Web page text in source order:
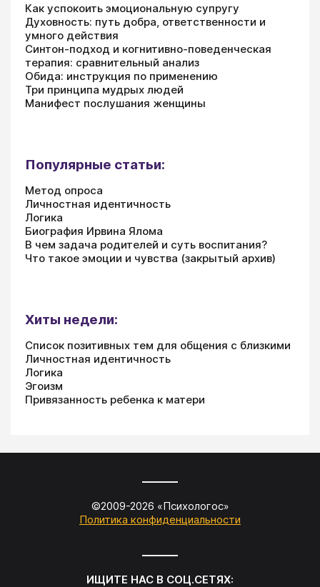
Как успокоить эмоциональную супругу
Духовность: путь добра, ответственности и
умного действия
Синтон-подход и когнитивно-поведенческая
терапия: сравнительный анализ
Обида: инструкция по применению
Три принципа мудрых людей
Манифест послушания женщины
Популярные статьи:
Метод опроса
Личностная идентичность
Логика
Биография Ирвина Ялома
В чем задача родителей и суть воспитания?
Что такое эмоции и чувства (закрытый архив)
Хиты недели:
Список позитивных тем для общения с близкими
Личностная идентичность
Логика
Эгоизм
Привязанность ребенка к матери
©2009-2026 «Психологос»
Политика конфиденциальности
ИЩИТЕ НАС В СОЦ.СЕТЯХ: